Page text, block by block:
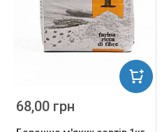
68,00 грн